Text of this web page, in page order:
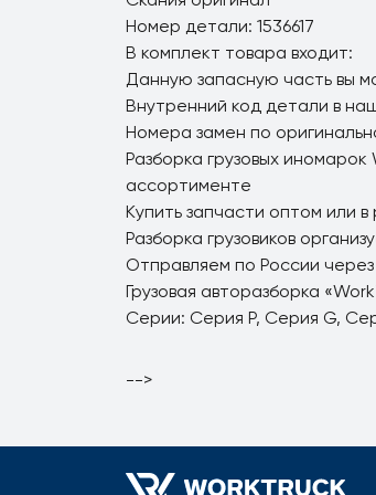
Номер детали: 1536617
В комплект товара входит:
Данную запасную часть вы
Внутренний код детали в
Номера замен по
Разборка грузовых
ассортименте
Купить запчасти оптом или
Разборка грузовиков
Отправляем по России
Грузовая авторазборка
Серии: Серия P, Серия G,
-->